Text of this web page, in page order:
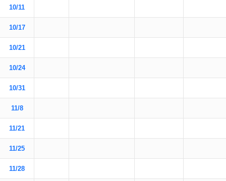
10/11
10/17
10/21
10/24
10/31
11/8
11/21
11/25
11/28